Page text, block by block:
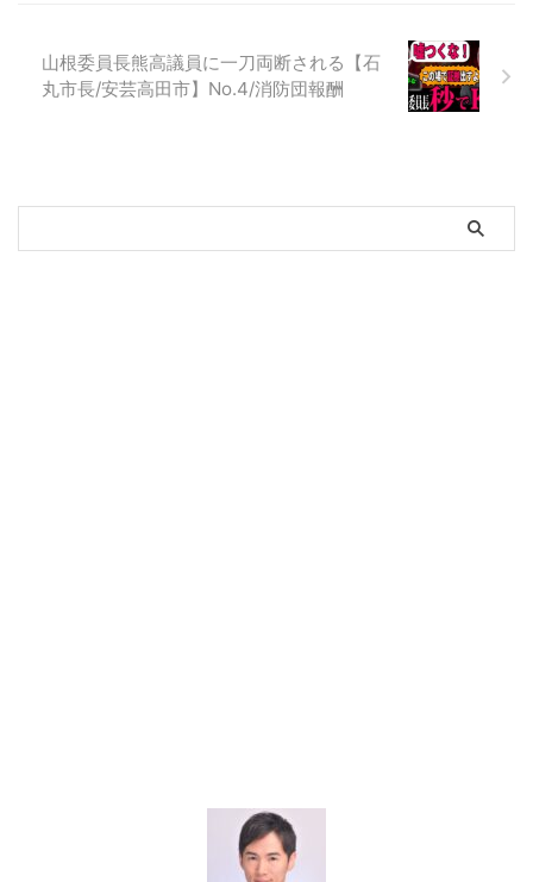
山根委員長熊高議員に一刀両断される【石
丸市長/安芸高田市】No.4/消防団報酬